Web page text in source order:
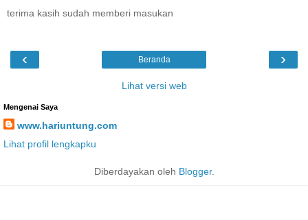
terima kasih sudah memberi masukan
‹ ›
Beranda
Lihat versi web
Mengenai Saya
www.hariuntung.com
Lihat profil lengkapku
Diberdayakan oleh Blogger.